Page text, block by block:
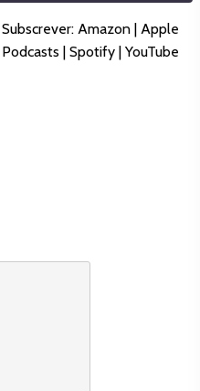
Subscrever:Amazon |Apple
Podcasts |Spotify |YouTube